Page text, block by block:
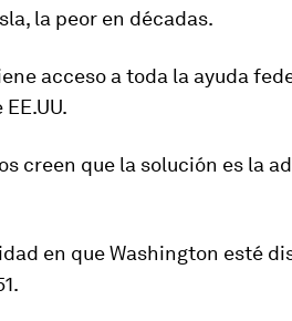
la peor en décadas.
acceso a toda la ayuda
creen que la solución es la
en que Washington esté